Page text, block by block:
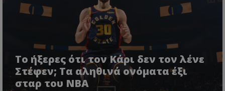
Το ήξερες ότι τον Κάρι δεν τον λένε
Στέφεν; Τα αληθινά ονόματα έξι
σταρ του NBA